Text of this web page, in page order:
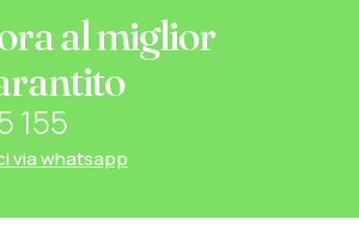
al miglior
155
via whatsapp